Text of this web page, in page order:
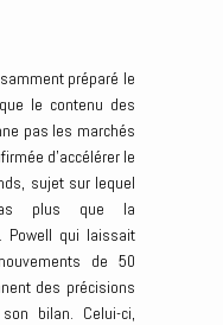
préparé le
le contenu des
pas les marchés
d’accélérer le
sujet sur lequel
plus que la
Powell qui laissait
de 50
des précisions
bilan. Celui-ci,